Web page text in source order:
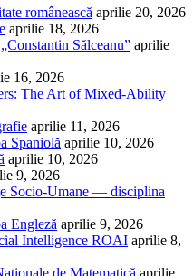
românească aprilie 20, 2026
aprilie 18, 2026
Sălceanu” aprilie
16, 2026
The Art of Mixed-Ability
aprilie 11, 2026
Spaniolă aprilie 10, 2026
aprilie 10, 2026
9, 2026
Socio-Umane — disciplina
Engleză aprilie 9, 2026
Intelligence ROAI aprilie 8,
de Matematică aprilie